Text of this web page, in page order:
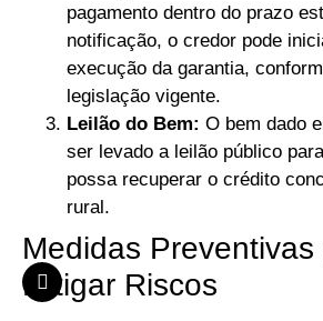
pagamento dentro do prazo
notificação, o credor pode
execução da garantia,
legislação vigente.
Leilão do Bem: O bem dado
ser levado a leilão público
possa recuperar o crédito
rural.
Medidas Preventivas
Mitigar Riscos